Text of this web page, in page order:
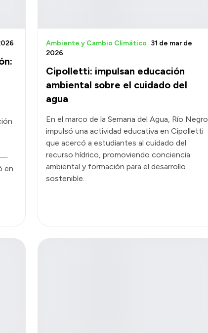
—
en
Cipolletti: impulsan educación
ambiental sobre el cuidado del
agua
Ambiente y Cambio Climático 31 de mar de
2026
En el marco de la Semana del Agua, Río Negro
impulsó una actividad educativa en Cipolletti
que acercó a estudiantes al cuidado del
recurso hídrico, promoviendo conciencia
ambiental y formación para el desarrollo
sostenible.